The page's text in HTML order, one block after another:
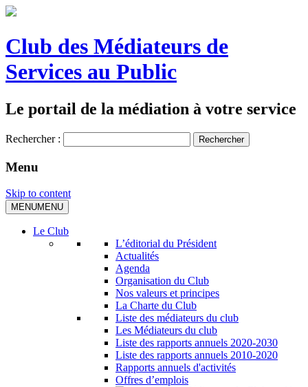
Club des Médiateurs de
Services au Public
Le portail de la médiation à votre service
Rechercher :
Menu
Skip to content
MENUMENU
Le Club
L’éditorial du Président
Actualités
Agenda
Organisation du Club
Nos valeurs et principes
La Charte du Club
Liste des médiateurs du club
Les Médiateurs du club
Liste des rapports annuels 2020-2030
Liste des rapports annuels 2010-2020
Rapports annuels d'activités
Offres d’emplois